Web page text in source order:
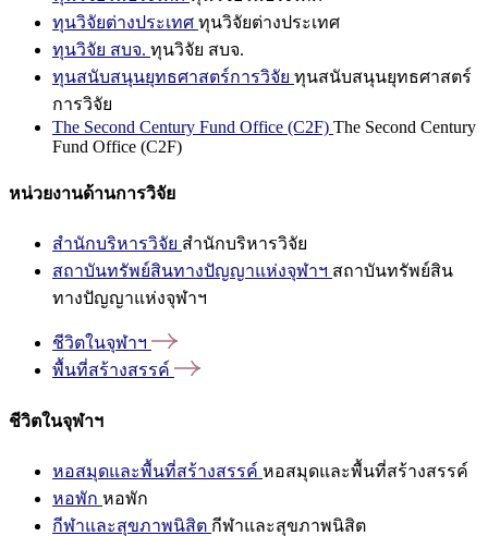
ทุนวิจัยต่างประเทศ ทุนวิจัยต่างประเทศ
ทุนวิจัย สบจ. ทุนวิจัย สบจ.
ทุนสนับสนุนยุทธศาสตร์การวิจัย ทุนสนับสนุนยุทธศาสตร์
การวิจัย
The Second Century Fund Office (C2F) The Second Century
Fund Office (C2F)
หน่วยงานด้านการวิจัย
สำนักบริหารวิจัย สำนักบริหารวิจัย
สถาบันทรัพย์สินทางปัญญาแห่งจุฬาฯ สถาบันทรัพย์สิน
ทางปัญญาแห่งจุฬาฯ
ชีวิตในจุฬาฯ
พื้นที่สร้างสรรค์
ชีวิตในจุฬาฯ
หอสมุดและพื้นที่สร้างสรรค์ หอสมุดและพื้นที่สร้างสรรค์
หอพัก หอพัก
กีฬาและสุขภาพนิสิต กีฬาและสุขภาพนิสิต